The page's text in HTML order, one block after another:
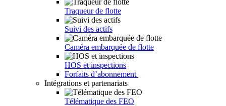
Traqueur de flotte
Suivi des actifs
Caméra embarquée de flotte
HOS et inspections
Forfaits d’abonnement
Intégrations et partenariats
Télématique des FEO